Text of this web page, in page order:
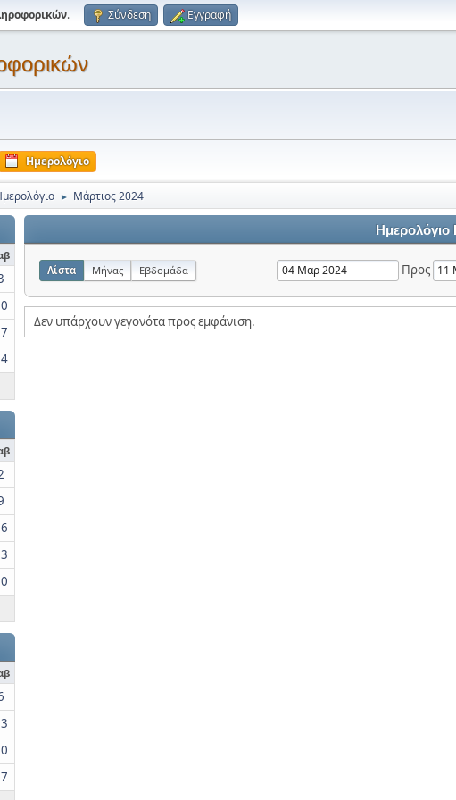
. Σύνδεση Εγγραφή
Ημερολόγιο
► Μάρτιος 2024
Λίστα Μήνας Εβδομάδα Προς
Δεν υπάρχουν γεγονότα προς εμφάνιση.